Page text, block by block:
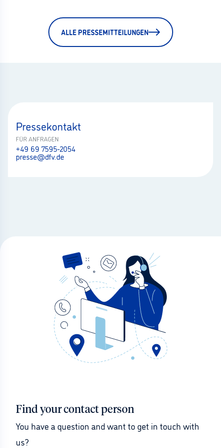
ALLE PRESSEMITTEILUNGEN
Pressekontakt
FÜR ANFRAGEN
+49 69 7595-2054
presse@dfv.de
Find your contact person
You have a question and want to get in touch with
us?